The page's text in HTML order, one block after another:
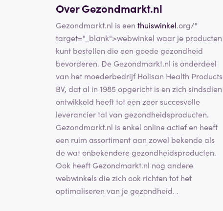
Over Gezondmarkt.nl
Gezondmarkt.nl is een thuiswinkel.org/"
target="_blank">webwinkel waar je producten
kunt bestellen die een goede gezondheid
bevorderen. De Gezondmarkt.nl is onderdeel
van het moederbedrijf Holisan Health Products
BV, dat al in 1985 opgericht is en zich sindsdien
ontwikkeld heeft tot een zeer succesvolle
leverancier tal van gezondheidsproducten.
Gezondmarkt.nl is enkel online actief en heeft
een ruim assortiment aan zowel bekende als
de wat onbekendere gezondheidsproducten.
Ook heeft Gezondmarkt.nl nog andere
webwinkels die zich ook richten tot het
optimaliseren van je gezondheid. .